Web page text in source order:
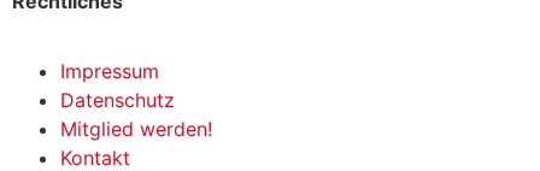
Impressum
Datenschutz
Mitglied werden!
Kontakt